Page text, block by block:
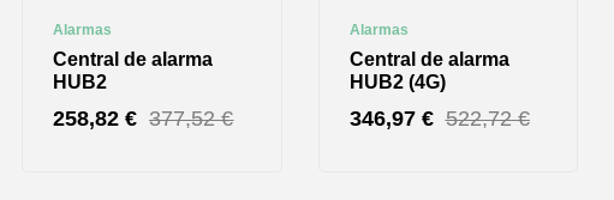
Alarmas
Central de alarma
HUB2
377,52€
258,82€
Alarmas
Central de alarma
HUB2 (4G)
522,72€
346,97 €